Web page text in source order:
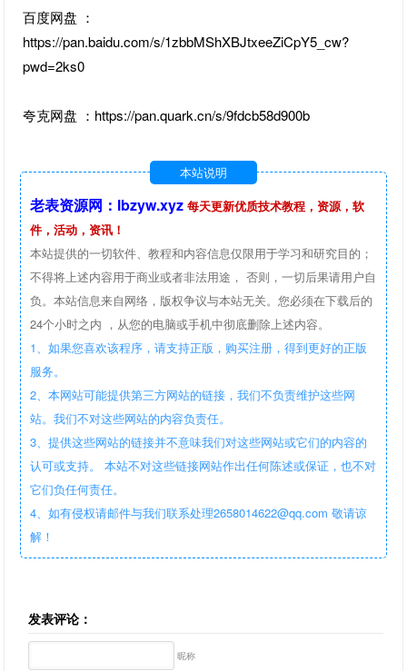
百度网盘 ：
https://pan.baidu.com/s/1zbbMShXBJtxeeZiCpY5_cw?
pwd=2ks0
夸克网盘 ：https://pan.quark.cn/s/9fdcb58d900b
本站说明
老表资源网：lbzyw.xyz 每天更新优质技术教程，资源，软
件，活动，资讯！
本站提供的一切软件、教程和内容信息仅限用于学习和研究目的；
不得将上述内容用于商业或者非法用途， 否则，一切后果请用户自
负。本站信息来自网络，版权争议与本站无关。您必须在下载后的
24个小时之内 ，从您的电脑或手机中彻底删除上述内容。
1、如果您喜欢该程序，请支持正版，购买注册，得到更好的正版
服务。
2、本网站可能提供第三方网站的链接，我们不负责维护这些网
站。我们不对这些网站的内容负责任。
3、提供这些网站的链接并不意味我们对这些网站或它们的内容的
认可或支持。 本站不对这些链接网站作出任何陈述或保证，也不对
它们负任何责任。
4、如有侵权请邮件与我们联系处理2658014622@qq.com 敬请谅
解！
发表评论：
昵称